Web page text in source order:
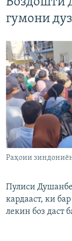
гумони
Раҳоии
Пулиси
кардааст, ки
лекин боз даст